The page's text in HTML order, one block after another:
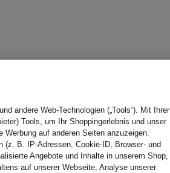
andere Web-Technologien („Tools“). Mit Ihrer
Tools, um Ihr Shoppingerlebnis und unser
auf anderen Seiten anzuzeigen.
(z. B. IP-Adressen, Cookie-ID, Browser- und
Angebote und Inhalte in unserem Shop,
auf unserer Webseite, Analyse unserer